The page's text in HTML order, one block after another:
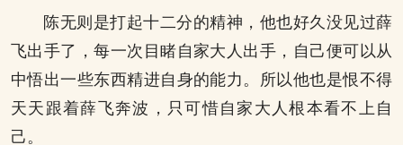
陈无则是打起十二分的精神，他也好久没见过薛
飞出手了，每一次目睹自家大人出手，自己便可以从
中悟出一些东西精进自身的能力。所以他也是恨不得
天天跟着薛飞奔波，只可惜自家大人根本看不上自
己。